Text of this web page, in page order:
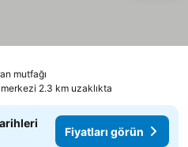
mutfağı
2.3 km uzaklıkta
Fiyatları görün